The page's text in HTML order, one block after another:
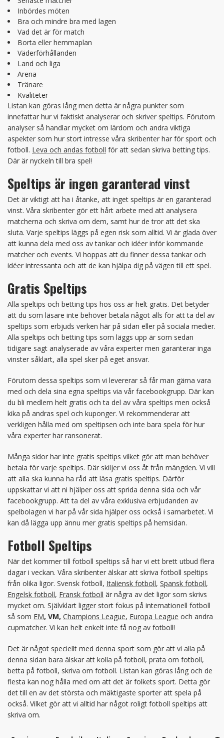
Inbördes möten
Bra och mindre bra med lagen
Vad det är för match
Borta eller hemmaplan
Väderförhållanden
Land och liga
Arena
Tränare
Kvaliteter
Listan kan göras lång men detta är några punkter som
innefattar hur vi faktiskt analyserar och skriver speltips. Förutom
analyser så handlar mycket om lärdom och andra viktiga
aspekter som hur stort intresse våra skribenter har för sport och
fotboll. Leva och andas fotboll för att sedan skriva betting tips.
Där är nyckeln till bra spel!
Speltips är ingen garanterad vinst
Det är viktigt att ha i åtanke, att inget speltips är en garanterad
vinst. Våra skribenter gör ett hårt arbete med att analysera
matcherna och skriva om dem, samt hur de tror att det ska
sluta. Varje speltips läggs på egen risk som alltid. Vi är glada över
att kunna dela med oss av tankar och idéer inför kommande
matcher och events. Vi hoppas att du finner dessa tankar och
idéer intressanta och att de kan hjälpa dig på vägen till ett spel.
Gratis Speltips
Alla speltips och betting tips hos oss är helt gratis. Det betyder
att du som läsare inte behöver betala något alls för att ta del av
speltips som erbjuds verken här på sidan eller på sociala medier.
Alla speltips och betting tips som läggs upp är som sedan
tidigare sagt analyserade av våra experter men garanterar inga
vinster såklart, alla spel sker på eget ansvar.
Förutom dessa speltips som vi levererar så får man gärna vara
med och dela sina egna speltips via vår facebookgrupp. Där kan
du bli medlem helt gratis och ta del av våra speltips men också
kika på andras spel och kuponger. Vi rekommenderar att
verkligen hålla med om speltipsen och inte bara spela för hur
våra experter har ransonerat.
Många sidor har inte gratis speltips vilket gör att man behöver
betala för varje speltips. Där skiljer vi oss åt från mängden. Vi vill
att alla ska kunna ha råd att läsa gratis speltips. Därför
uppskattar vi att ni hjälper oss att sprida denna sida och vår
facebookgrupp. Att ta del av våra exklusiva erbjudanden av
spelbolagen vi har på vår sida hjälper oss också i samarbetet. Vi
kan då lägga upp ännu mer gratis speltips på hemsidan.
Fotboll Speltips
När det kommer till fotboll speltips så har vi ett brett utbud flera
dagar i veckan. Våra skribenter älskar att skriva fotboll speltips
från olika ligor. Svensk fotboll, Italiensk fotboll, Spansk fotboll,
Engelsk fotboll, Fransk fotboll är några av det ligor som skrivs
mycket om. Självklart ligger stort fokus på internationell fotboll
så som EM, VM, Champions League, Europa League och andra
cupmatcher. Vi kan helt enkelt inte få nog av fotboll!
Det är något speciellt med denna sport som gör att vi alla på
denna sidan bara älskar att kolla på fotboll, prata om fotboll,
betta på fotboll, skriva om fotboll. Listan kan göras lång och de
flesta kan nog hålla med om att det är folkets sport. Detta gör
det till en av det största och mäktigaste sporter att spela på
också. Vilket gör att vi alltid har något roligt fotboll speltips att
skriva om.